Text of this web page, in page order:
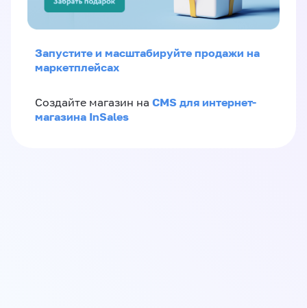
Запустите и масштабируйте продажи на
маркетплейсах
Создайте магазин на CMS для интернет-
магазина InSales